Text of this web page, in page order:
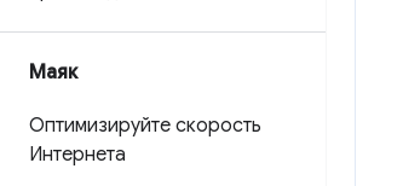
Маяк
Оптимизируйте скорость
Интернета